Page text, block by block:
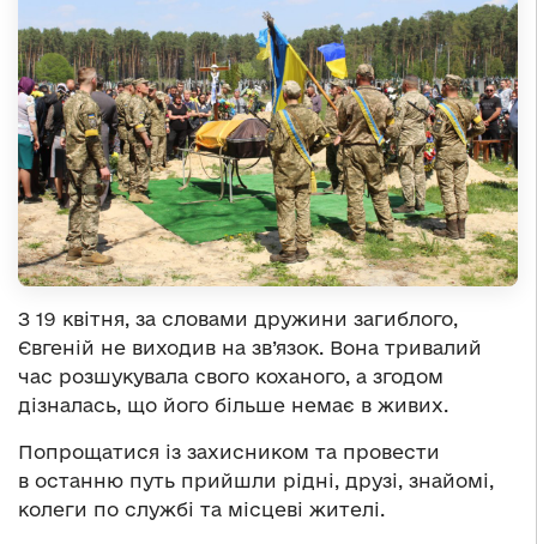
З 19 квітня, за словами дружини загиблого,
Євгеній не виходив на зв’язок. Вона тривалий
час розшукувала свого коханого, а згодом
дізналась, що його більше немає в живих.
Попрощатися із захисником та провести
в останню путь прийшли рідні, друзі, знайомі,
колеги по службі та місцеві жителі.